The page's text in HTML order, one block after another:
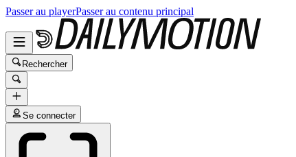
Passer au playerPasser au contenu principal
Rechercher
Se connecter